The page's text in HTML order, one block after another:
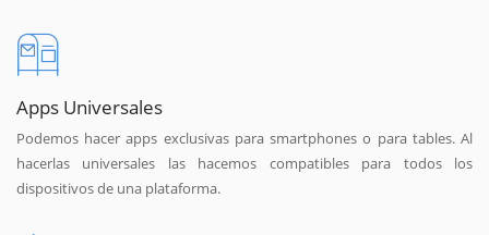
Apps Universales
Podemos hacer apps exclusivas para smartphones o para tables. Al
hacerlas universales las hacemos compatibles para todos los
dispositivos de una plataforma.